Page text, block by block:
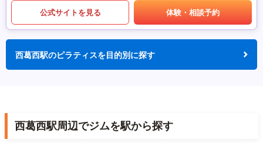
公式サイトを見る 体験・相談予約
西葛西駅のピラティスを目的別に探す
西葛西駅周辺でジムを駅から探す